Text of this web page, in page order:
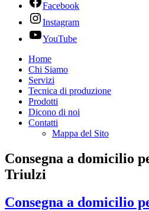
Facebook
Instagram
YouTube
Home
Chi Siamo
Servizi
Tecnica di produzione
Prodotti
Dicono di noi
Contatti
Mappa del Sito
Consegna a domicilio
Triulzi
Consegna a domicilio